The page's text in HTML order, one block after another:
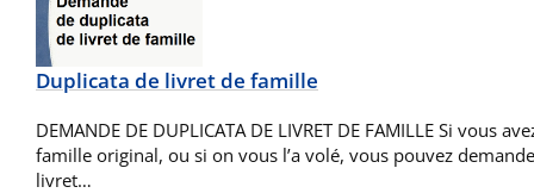
Duplicata de livret de famille
DEMANDE DE DUPLICATA DE LIVRET DE FAMILLE Si vous
famille original, ou si on vous l’a volé, vous pouvez
livret…